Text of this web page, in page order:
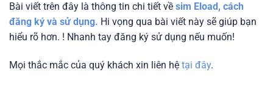
Bài viết trên đây là thông tin chi tiết về sim Eload, cách
đăng ký và sử dụng. Hi vọng qua bài viết này sẽ giúp bạn
hiểu rõ hơn. ! Nhanh tay đăng ký sử dụng nếu muốn!
Mọi thắc mắc của quý khách xin liên hệ tại đây.